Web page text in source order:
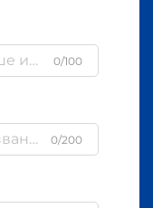
0/100
0/200